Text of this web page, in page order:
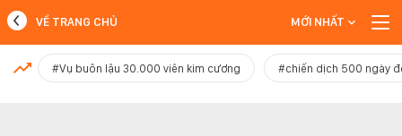
MỚI NHẤT
VỀ TRANG CHỦ MỚI NHẤT
#Vụ buôn lậu 30.000 viên kim cương #chiến dịch 500 ngày